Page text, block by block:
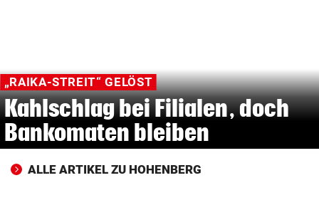
„RAIKA-STREIT“ GELÖST
Kahlschlag bei Filialen, doch
Bankomaten bleiben
ALLE ARTIKEL ZU HOHENBERG